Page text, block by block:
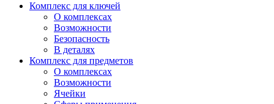
Комплекс для ключей
О комплексах
Возможности
Безопасность
В деталях
Комплекс для предметов
О комплексах
Возможности
Ячейки